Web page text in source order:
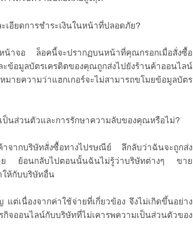
อียดการชำระเงินในหน้าที่ปลอดภัย?
น้าจอ ล็อคนี้จะปรากฏบนหน้าที่คุณกรอกเมื่อสั่งซื้อ
อมูลบัตรเครดิตของคุณถูกส่งไปยังร้านค้าออนไลน์
ยความว่าแฮกเกอร์จะไม่สามารถขโมยข้อมูลบัตร
นส่วนตัวและการรักษาความลับของคุณหรือไม่?
จากบริษัทสั่งซื้อทางไปรษณีย์ ลึกลับว่าฉันจะถูกส่ง
ย ย้อนกลับไปตอนนั้นฉันไม่รู้ว่าบริษัทต่างๆ ขาย
ห้กับบริษัทอื่น
ต่เนื่องจากค่าใช้จ่ายที่เกี่ยวข้อง จึงไม่เกิดขึ้นอย่าง
จออนไลน์กับบริษัทที่ไม่เคารพความเป็นส่วนตัวของ